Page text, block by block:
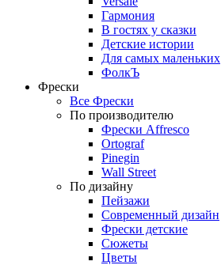
Гармония
В гостях у сказки
Детские истории
Для самых маленьких
ФолкЪ
Фрески
Все Фрески
По производителю
Фрески Affresco
Ortograf
Pinegin
Wall Street
По дизайну
Пейзажи
Современный дизайн
Фрески детские
Сюжеты
Цветы